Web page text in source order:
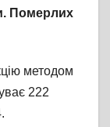
Померлих
методом
222